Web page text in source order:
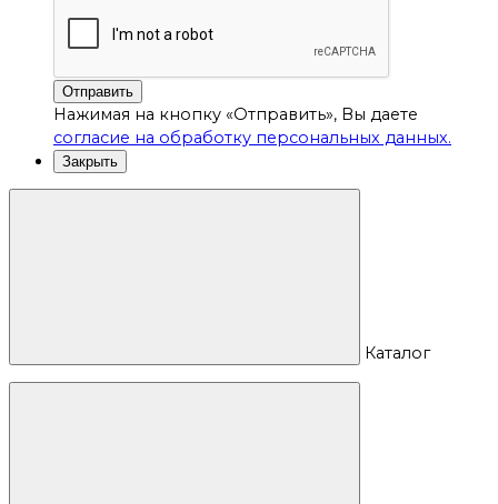
Отправить
Нажимая на кнопку «Отправить», Вы даете
согласие на обработку персональных данных.
Закрыть
Каталог